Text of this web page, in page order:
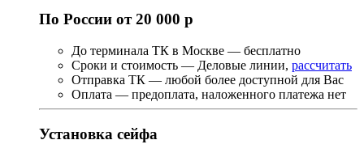
По России от 20 000 р
До терминала ТК в Москве — бесплатно
Сроки и стоимость — Деловые линии, рассчитать
Отправка ТК — любой более доступной для Вас
Оплата — предоплата, наложенного платежа нет
Установка сейфа